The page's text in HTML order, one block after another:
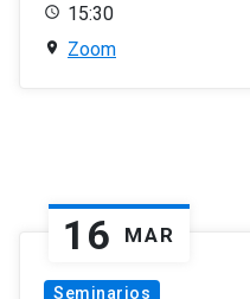
15:30
Zoom
16 MAR
Seminarios